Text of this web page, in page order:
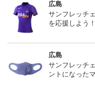
広島
サンフレッチ
を応援しよう！
広島
サンフレッチ
ントになった